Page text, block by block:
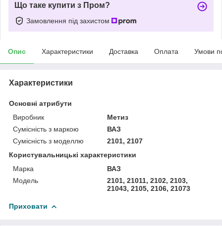
Що таке купити з Пром?
Замовлення під захистом
Опис Характеристики Доставка Оплата Умови
Характеристики
Основні атрибути
Виробник
Метиз
Сумісність з маркою
ВАЗ
Сумісність з моделлю
2101, 2107
Користувальницькі характеристики
Марка
ВАЗ
Мoдель
2101, 21011, 2102, 2103,
21043, 2105, 2106, 21073
Приховати